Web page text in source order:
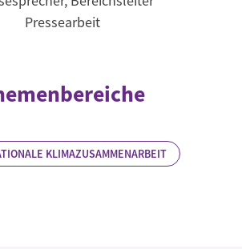
Pressearbeit
KLIMAZUSAMMENARBEIT